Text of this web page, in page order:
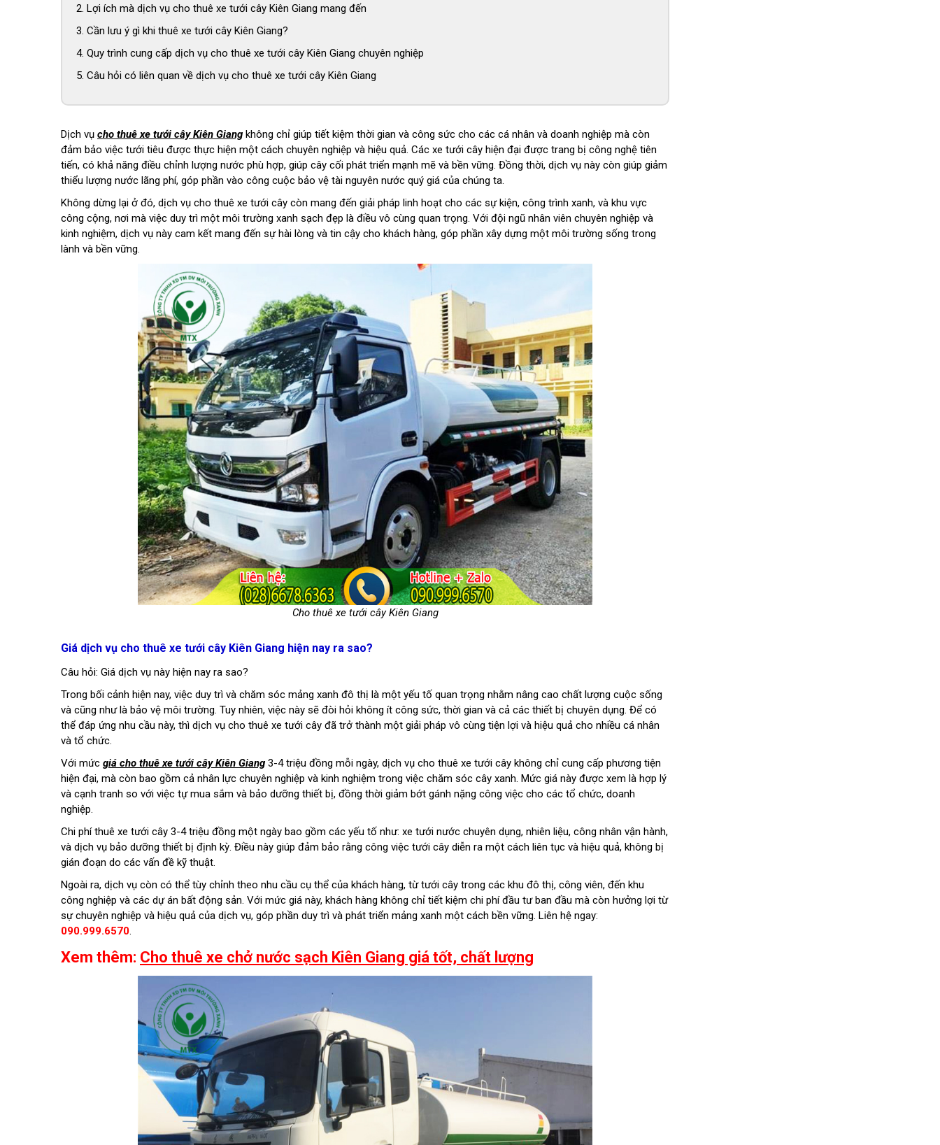
Lợi ích mà dịch vụ cho thuê xe tưới cây Kiên Giang mang đến
Cần lưu ý gì khi thuê xe tưới cây Kiên Giang?
Quy trình cung cấp dịch vụ cho thuê xe tưới cây Kiên Giang chuyên nghiệp
Câu hỏi có liên quan về dịch vụ cho thuê xe tưới cây Kiên Giang
Dịch vụ cho thuê xe tưới cây Kiên Giang không chỉ giúp tiết kiệm thời gian và công sức cho các cá nhân và doanh nghiệp mà còn
đảm bảo việc tưới tiêu được thực hiện một cách chuyên nghiệp và hiệu quả. Các xe tưới cây hiện đại được trang bị công nghệ tiên
tiến, có khả năng điều chỉnh lượng nước phù hợp, giúp cây cối phát triển mạnh mẽ và bền vững. Đồng thời, dịch vụ này còn giúp giảm
thiểu lượng nước lãng phí, góp phần vào công cuộc bảo vệ tài nguyên nước quý giá của chúng ta.
Không dừng lại ở đó, dịch vụ cho thuê xe tưới cây còn mang đến giải pháp linh hoạt cho các sự kiện, công trình xanh, và khu vực
công cộng, nơi mà việc duy trì một môi trường xanh sạch đẹp là điều vô cùng quan trọng. Với đội ngũ nhân viên chuyên nghiệp và
kinh nghiệm, dịch vụ này cam kết mang đến sự hài lòng và tin cậy cho khách hàng, góp phần xây dựng một môi trường sống trong
lành và bền vững.
Cho thuê xe tưới cây Kiên Giang
Giá dịch vụ cho thuê xe tưới cây Kiên Giang hiện nay ra sao?
Câu hỏi: Giá dịch vụ này hiện nay ra sao?
Trong bối cảnh hiện nay, việc duy trì và chăm sóc mảng xanh đô thị là một yếu tố quan trọng nhằm nâng cao chất lượng cuộc sống
và cũng như là bảo vệ môi trường. Tuy nhiên, việc này sẽ đòi hỏi không ít công sức, thời gian và cả các thiết bị chuyên dụng. Để có
thể đáp ứng nhu cầu này, thì dịch vụ cho thuê xe tưới cây đã trở thành một giải pháp vô cùng tiện lợi và hiệu quả cho nhiều cá nhân
và tổ chức.
Với mức giá cho thuê xe tưới cây Kiên Giang 3-4 triệu đồng mỗi ngày, dịch vụ cho thuê xe tưới cây không chỉ cung cấp phương tiện
hiện đại, mà còn bao gồm cả nhân lực chuyên nghiệp và kinh nghiệm trong việc chăm sóc cây xanh. Mức giá này được xem là hợp lý
và cạnh tranh so với việc tự mua sắm và bảo dưỡng thiết bị, đồng thời giảm bớt gánh nặng công việc cho các tổ chức, doanh
nghiệp.
Chi phí thuê xe tưới cây 3-4 triệu đồng một ngày bao gồm các yếu tố như: xe tưới nước chuyên dụng, nhiên liệu, công nhân vận hành,
và dịch vụ bảo dưỡng thiết bị định kỳ. Điều này giúp đảm bảo rằng công việc tưới cây diễn ra một cách liên tục và hiệu quả, không bị
gián đoạn do các vấn đề kỹ thuật.
Ngoài ra, dịch vụ còn có thể tùy chỉnh theo nhu cầu cụ thể của khách hàng, từ tưới cây trong các khu đô thị, công viên, đến khu
công nghiệp và các dự án bất động sản. Với mức giá này, khách hàng không chỉ tiết kiệm chi phí đầu tư ban đầu mà còn hưởng lợi từ
sự chuyên nghiệp và hiệu quả của dịch vụ, góp phần duy trì và phát triển mảng xanh một cách bền vững. Liên hệ ngay:
090.999.6570.
Xem thêm: Cho thuê xe chở nước sạch Kiên Giang giá tốt, chất lượng